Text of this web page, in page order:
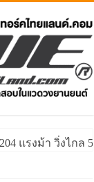
แรงม้า วิ่งไกล